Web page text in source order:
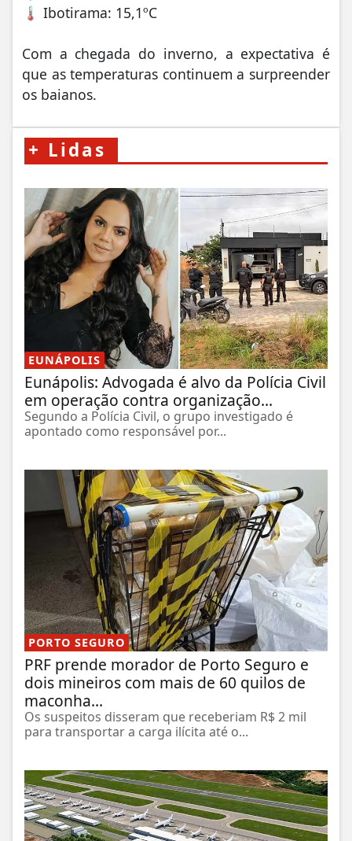
🌡️ Ibotirama: 15,1ºC
Com a chegada do inverno, a expectativa é
que as temperaturas continuem a surpreender
os baianos.
+ Lidas
EUNÁPOLIS
Eunápolis: Advogada é alvo da Polícia Civil
em operação contra organização...
Segundo a Polícia Civil, o grupo investigado é
apontado como responsável por...
PORTO SEGURO
PRF prende morador de Porto Seguro e
dois mineiros com mais de 60 quilos de
maconha...
Os suspeitos disseram que receberiam R$ 2 mil
para transportar a carga ilícita até o...